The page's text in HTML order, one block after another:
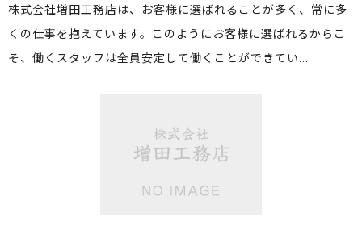
株式会社増田工務店は、お客様に選ばれることが多く、常に多
くの仕事を抱えています。このようにお客様に選ばれるからこ
そ、働くスタッフは全員安定して働くことができてい...